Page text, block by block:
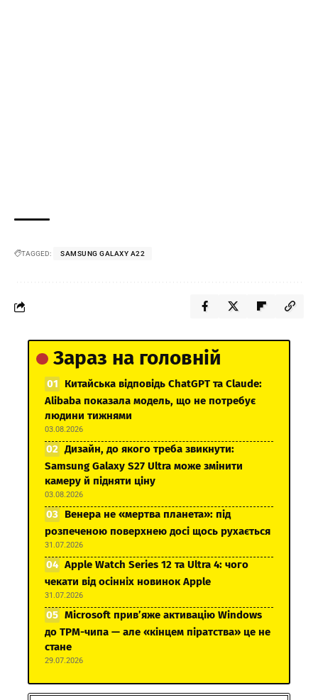
TAGGED: SAMSUNG GALAXY A22
Зараз на головній
Китайська відповідь ChatGPT та Claude:
Alibaba показала модель, що не потребує
людини тижнями
03.08.2026
Дизайн, до якого треба звикнути:
Samsung Galaxy S27 Ultra може змінити
камеру й підняти ціну
03.08.2026
Венера не «мертва планета»: під
розпеченою поверхнею досі щось рухається
31.07.2026
Apple Watch Series 12 та Ultra 4: чого
чекати від осінніх новинок Apple
31.07.2026
Microsoft прив’яже активацію Windows
до TPM-чипа — але «кінцем піратства» це не
стане
29.07.2026